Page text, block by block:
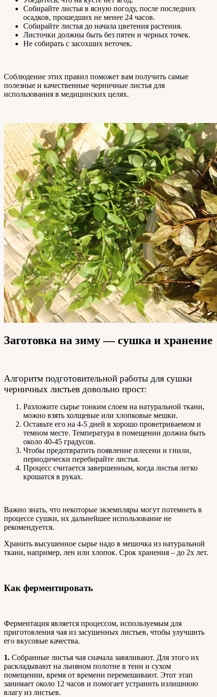
Собирайте листья в ясную погоду, после последних
осадков, прошедших не менее 24 часов.
Собирайте листья до начала цветения растения.
Листочки должны быть без пятен и черных точек.
Не собирать с засохших веточек.
Соблюдение этих правил поможет вам получить самые
полезные и качественные черничные листья для
использования в медицинских целях.
Заготовка на зиму — сушка и хранение
Алгоритм подготовительной работы для сушки
черничных листьев довольно прост:
Разложите сырье тонким слоем на натуральной ткани,
можно взять холщевые или хлопковые мешки.
Оставьте его на 4-5 дней в хорошо проветриваемом и
темном месте. Температура в помещении должна быть
около 40-45 градусов.
Чтобы предотвратить появление плесени и гнили,
периодически перебирайте листья.
Процесс считается завершенным, когда листья легко
крошатся в руках.
Важно знать, что некоторые экземпляры могут потемнеть в
процессе сушки, их дальнейшее использование не
рекомендуется.
Хранить высушенное сырье надо в мешочка из натуральной
ткани, например, лен или хлопок. Срок хранения – до 2х лет.
Как ферментировать
Ферментация является процессом, используемым для
приготовления чая из засушенных листьев, чтобы улучшить
его вкусовые качества.
1. Собранные листья чая сначала завяливают. Для этого их
раскладывают на льняном полотне в тени и сухом
помещении, время от времени перемешивают. Этот этап
занимает около 12 часов и помогает устранить излишнюю
влагу из листьев.